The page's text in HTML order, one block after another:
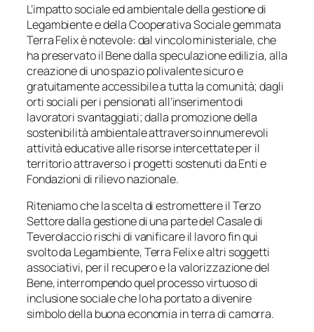
L’impatto sociale ed ambientale della gestione di
Legambiente e della Cooperativa Sociale gemmata
Terra Felix è notevole: dal vincolo ministeriale, che
ha preservato il Bene dalla speculazione edilizia, alla
creazione di uno spazio polivalente sicuro e
gratuitamente accessibile a tutta la comunità; dagli
orti sociali per i pensionati all’inserimento di
lavoratori svantaggiati; dalla promozione della
sostenibilità ambientale attraverso innumerevoli
attività educative alle risorse intercettate per il
territorio attraverso i progetti sostenuti da Enti e
Fondazioni di rilievo nazionale.
Riteniamo che la scelta di estromettere il Terzo
Settore dalla gestione di una parte del Casale di
Teverolaccio rischi di vanificare il lavoro fin qui
svolto da Legambiente, Terra Felix e altri soggetti
associativi, per il recupero e la valorizzazione del
Bene, interrompendo quel processo virtuoso di
inclusione sociale che lo ha portato a divenire
simbolo della buona economia in terra di camorra.